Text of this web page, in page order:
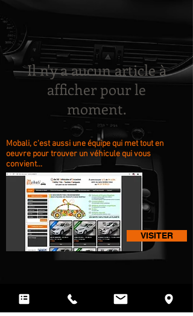
Il n'y a aucun article à
afficher pour le
moment.
Mobali, c'est aussi une équipe qui met tout en
oeuvre pour trouver un véhicule qui vous
convient...
VISITER